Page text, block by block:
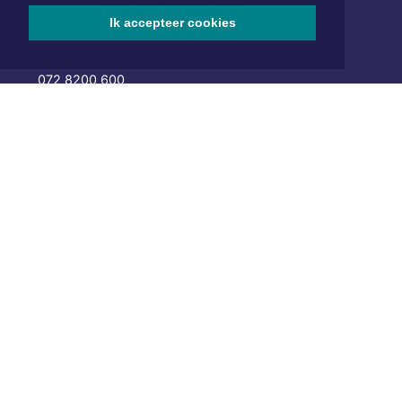
Ik accepteer cookies
Hoofdvestiging:
van Benthuizenlaan 1
072 8200 600